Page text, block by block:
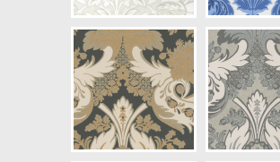
Struktur: Slät, Limtryck
Cirkapris: 2537,00 kr
(Kontakta din färghandlare för
exakt pris.)